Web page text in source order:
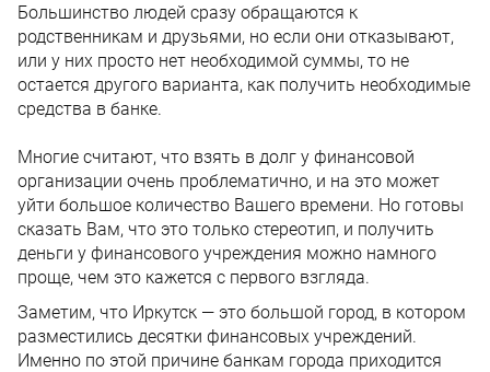
Большинство людей сразу обращаются к
родственникам и друзьями, но если они отказывают,
или у них просто нет необходимой суммы, то не
остается другого варианта, как получить необходимые
средства в банке.
Многие считают, что взять в долг у финансовой
организации очень проблематично, и на это может
уйти большое количество Вашего времени. Но готовы
сказать Вам, что это только стереотип, и получить
деньги у финансового учреждения можно намного
проще, чем это кажется с первого взгляда.
Заметим, что Иркутск — это большой город, в котором
разместились десятки финансовых учреждений.
Именно по этой причине банкам города приходится